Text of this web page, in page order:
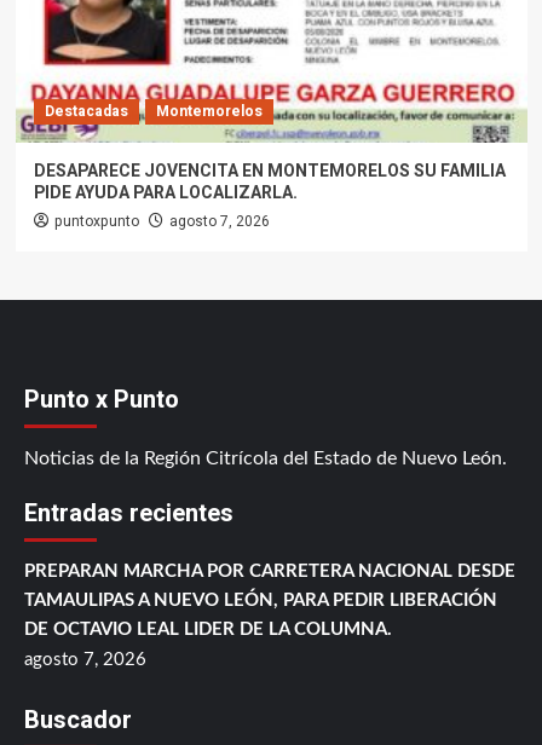
Destacadas Montemorelos
DESAPARECE JOVENCITA EN MONTEMORELOS SU FAMILIA
PIDE AYUDA PARA LOCALIZARLA.
puntoxpunto agosto 7, 2026
Punto x Punto
Noticias de la Región Citrícola del Estado de Nuevo León.
Entradas recientes
PREPARAN MARCHA POR CARRETERA NACIONAL DESDE
TAMAULIPAS A NUEVO LEÓN, PARA PEDIR LIBERACIÓN
DE OCTAVIO LEAL LIDER DE LA COLUMNA.
agosto 7, 2026
Buscador